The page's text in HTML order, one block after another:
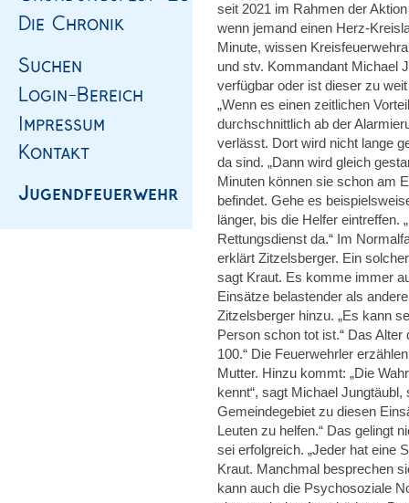
seit 2021 im Rahmen der
wenn jemand einen Herz-
Minute, wissen
und stv. Kommandant Michael
verfügbar oder ist dieser zu
„Wenn es einen zeitlichen
durchschnittlich ab der
verlässt. Dort wird nicht lange
da sind. „Dann wird gleich
Minuten können sie schon am
befindet. Gehe es
länger, bis die Helfer eintreffen.
Rettungsdienst da.“ Im
erklärt Zitzelsberger. Ein
sagt Kraut. Es komme immer
Einsätze belastender als
Zitzelsberger hinzu. „Es kann
Person schon tot ist.“ Das
100.“ Die Feuerwehrler
Mutter. Hinzu kommt: „Die
kennt“, sagt Michael
Gemeindegebiet zu diesen
Leuten zu helfen.“ Das gelingt
sei erfolgreich. „Jeder hat eine
Kraut. Manchmal besprechen
kann auch die Psychosoziale